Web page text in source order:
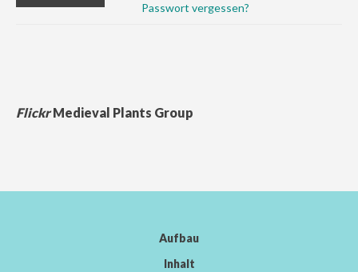
Passwort vergessen?
FlickrMedieval Plants Group
Aufbau
Inhalt